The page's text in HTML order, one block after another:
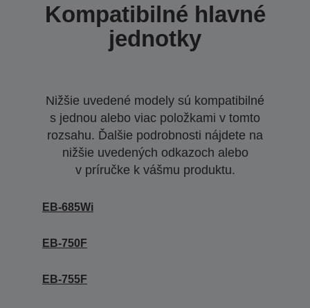
Kompatibilné hlavné
jednotky
Nižšie uvedené modely sú kompatibilné
s jednou alebo viac položkami v tomto
rozsahu. Ďalšie podrobnosti nájdete na
nižšie uvedených odkazoch alebo
v príručke k vášmu produktu.
EB-685Wi
EB-750F
EB-755F